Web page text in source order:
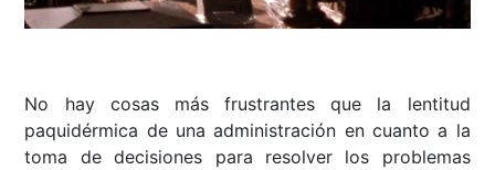
No hay cosas más frustrantes que la lentitud
paquidérmica de una administración en cuanto a la
toma de decisiones para resolver los problemas